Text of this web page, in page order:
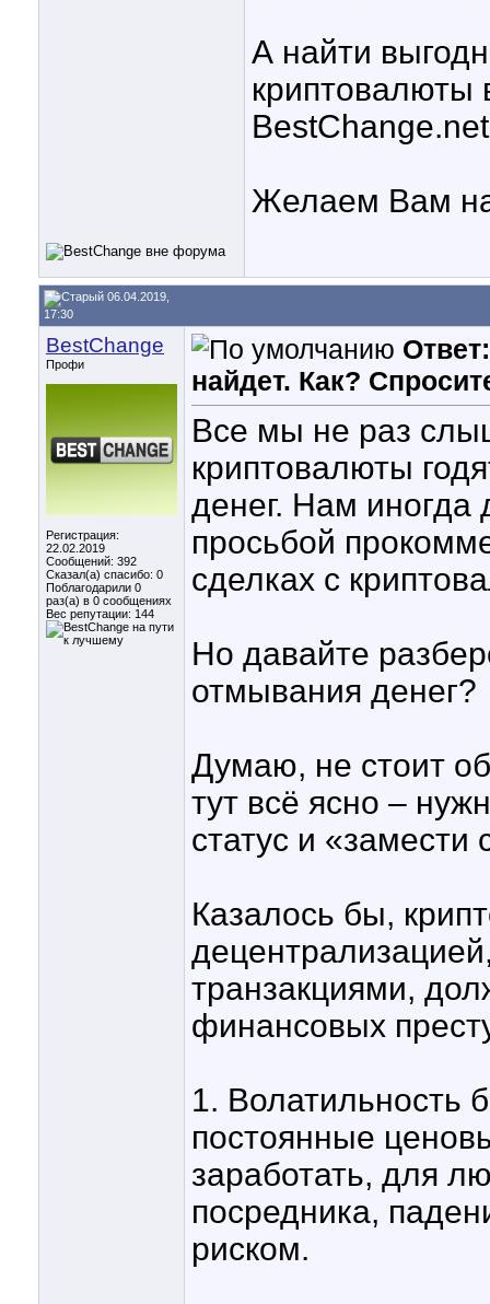
А найти
BestChange.net
Желаем Вам
06.04.2019,
17:30
BestChange
Профи
Регистрация:
22.02.2019
Сообщений: 392
Сказал(а) спасибо: 0
Поблагодарили 0
раз(а) в 0 сообщениях
Вес репутации: 144
найдет. Как?
Все мы не раз
криптовалюты
денег. Нам иногда
просьбой
сделках с
Но давайте
отмывания денег?
Думаю, не стоит
тут всё ясно –
статус и «замести
Казалось бы,
транзакциями,
финансовых
1. Волатильность
постоянные
заработать, для
посредника,
риском.